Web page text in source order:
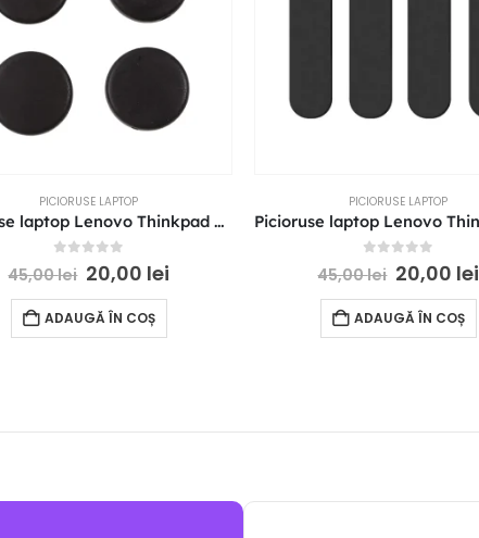
PICIORUSE LAPTOP
Picioruse laptop Lenovo Thinkpad T460S T470S de cauciuc bottom case
out of 5
45,00lei 20,00 lei
ADAUGĂ ÎN COȘ
PICIORUSE LAPTOP
out of 5
45,00lei 20,00 lei
ADAUGĂ ÎN COȘ